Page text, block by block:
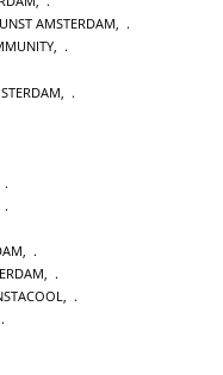
AMSTERDAM,
,
,
,
,